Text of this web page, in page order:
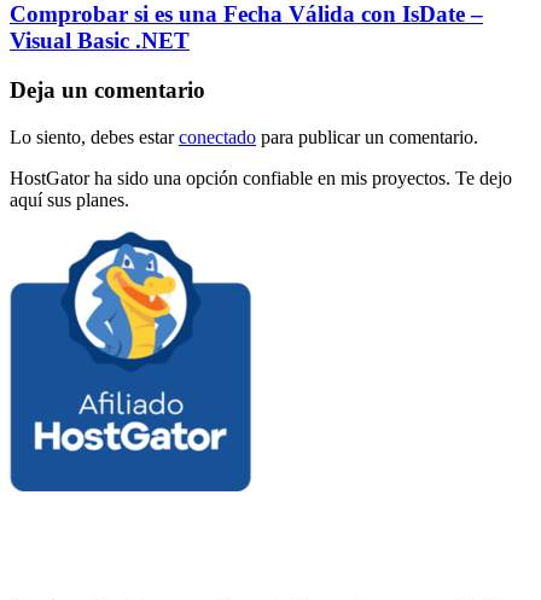
Comprobar si es una Fecha Válida con IsDate –
Visual Basic .NET
Deja un comentario
Lo siento, debes estarconectado para publicar un comentario.
HostGator ha sido una opción confiable en mis proyectos. Te dejo
aquí sus planes.